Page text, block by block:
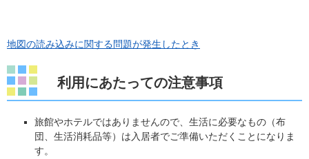
地図の読み込みに関する問題が発生したとき
利用にあたっての注意事項
旅館やホテルではありませんので、生活に必要なもの（布
団、生活消耗品等）は入居者でご準備いただくことになりま
す。